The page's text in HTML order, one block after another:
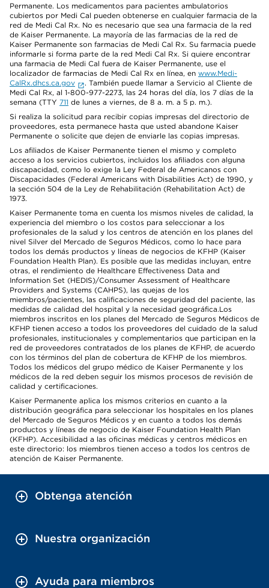
Permanente. Los medicamentos para pacientes ambulatorios
cubiertos por Medi Cal pueden obtenerse en cualquier farmacia de la
red de Medi Cal Rx. No es necesario que sea una farmacia de la red
de Kaiser Permanente. La mayoría de las farmacias de la red de
Kaiser Permanente son farmacias de Medi Cal Rx. Su farmacia puede
informarle si forma parte de la red Medi Cal Rx. Si quiere encontrar
una farmacia de Medi Cal fuera de Kaiser Permanente, use el
localizador de farmacias de Medi Cal Rx en línea, en www.Medi-
CalRx.dhcs.ca.gov
. También puede llamar a Servicio al Cliente de
Medi Cal Rx, al 1-800-977-2273, las 24 horas del día, los 7 días de la
semana (TTY 711 de lunes a viernes, de 8 a. m. a 5 p. m.).
Si realiza la solicitud para recibir copias impresas del directorio de
proveedores, esta permanece hasta que usted abandone Kaiser
Permanente o solicite que dejen de enviarle las copias impresas.
Los afiliados de Kaiser Permanente tienen el mismo y completo
acceso a los servicios cubiertos, incluidos los afiliados con alguna
discapacidad, como lo exige la Ley Federal de Americanos con
Discapacidades (Federal Americans with Disabilities Act) de 1990, y
la sección 504 de la Ley de Rehabilitación (Rehabilitation Act) de
1973.
Kaiser Permanente toma en cuenta los mismos niveles de calidad, la
experiencia del miembro o los costos para seleccionar a los
profesionales de la salud y los centros de atención en los planes del
nivel Silver del Mercado de Seguros Médicos, como lo hace para
todos los demás productos y líneas de negocios de KFHP (Kaiser
Foundation Health Plan). Es posible que las medidas incluyan, entre
otras, el rendimiento de Healthcare Effectiveness Data and
Information Set (HEDIS)/Consumer Assessment of Healthcare
Providers and Systems (CAHPS), las quejas de los
miembros/pacientes, las calificaciones de seguridad del paciente, las
medidas de calidad del hospital y la necesidad geográfica.Los
miembros inscritos en los planes del Mercado de Seguros Médicos de
KFHP tienen acceso a todos los proveedores del cuidado de la salud
profesionales, institucionales y complementarios que participan en la
red de proveedores contratados de los planes de KFHP, de acuerdo
con los términos del plan de cobertura de KFHP de los miembros.
Todos los médicos del grupo médico de Kaiser Permanente y los
médicos de la red deben seguir los mismos procesos de revisión de
calidad y certificaciones.
Kaiser Permanente aplica los mismos criterios en cuanto a la
distribución geográfica para seleccionar los hospitales en los planes
del Mercado de Seguros Médicos y en cuanto a todos los demás
productos y líneas de negocio de Kaiser Foundation Health Plan
(KFHP). Accesibilidad a las oficinas médicas y centros médicos en
este directorio: los miembros tienen acceso a todos los centros de
atención de Kaiser Permanente.
Obtenga atención
Nuestra organización
Ayuda para miembros